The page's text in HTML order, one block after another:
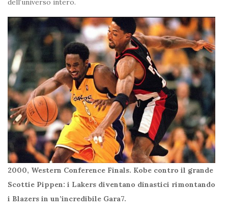
2000, Western Conference Finals. Kobe contro il grande
Scottie Pippen: i Lakers diventano dinastici rimontando
i Blazers in un’incredibile Gara7.